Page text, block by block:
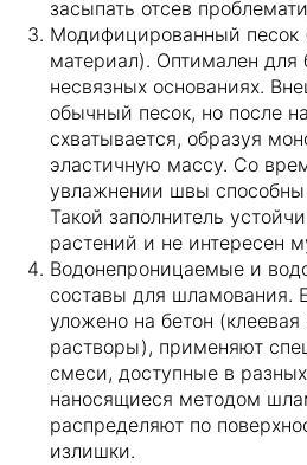
засыпать отсев
Модифицированный песок
материал). Оптимален для
несвязных основаниях.
обычный песок, но после
схватывается, образуя
эластичную массу. Со
увлажнении швы способны
Такой заполнитель
растений и не интересен
Водонепроницаемые и
составы для шламования.
уложено на бетон
растворы), применяют
смеси, доступные в
наносящиеся методом
распределяют по
излишки.